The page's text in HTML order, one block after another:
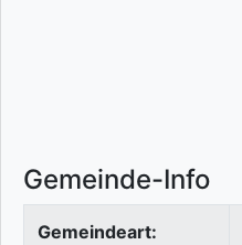
Gemeinde-Info
Gemeindeart: